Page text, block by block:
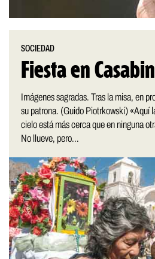
SOCIEDAD
Fiesta en
Imágenes sagradas. Tras la misa, en
su patrona. (Guido Piotrkowski) «Aquí
cielo está más cerca que en ninguna
No llueve, pero...